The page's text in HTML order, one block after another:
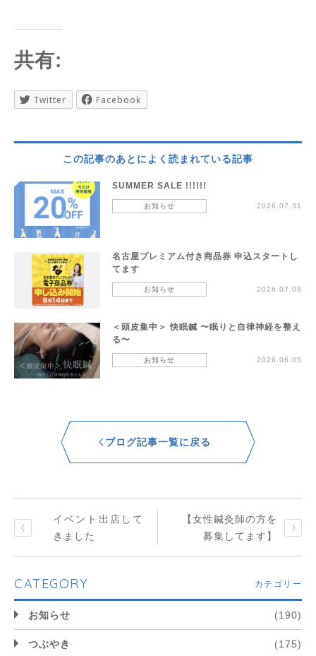
共有:
Twitter Facebook
この記事のあとによく読まれている記事
SUMMER SALE !!!!!!
お知らせ 2026.07.31
名古屋プレミアム付き商品券 申込スタートし
てます
お知らせ 2026.07.08
＜頭皮集中＞ 快眠鍼 〜眠りと自律神経を整え
る〜
お知らせ 2026.06.05
ブログ記事一覧に戻る
イベント出店して
きました
【女性鍼灸師の方を
募集してます】
CATEGORY カテゴリー
お知らせ (190)
つぶやき (175)